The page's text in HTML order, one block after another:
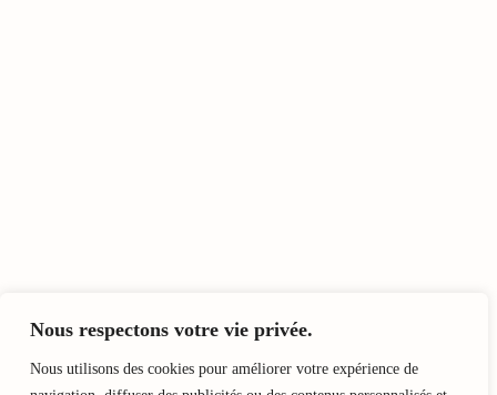
Nous respectons votre vie privée.
Nous utilisons des cookies pour améliorer votre expérience de